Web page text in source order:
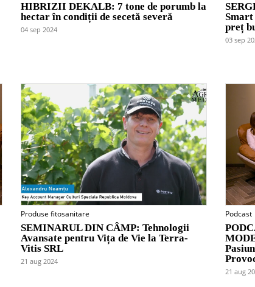
HIBRIZII DEKALB: 7 tone de porumb la
hectar în condiții de secetă severă
04 sep 2024
preț
03 sep
Produse fitosanitare
SEMINARUL DIN CÂMP: Tehnologii
Avansate pentru Vița de Vie la Terra-
Vitis SRL
21 aug 2024
Podcast
21 aug